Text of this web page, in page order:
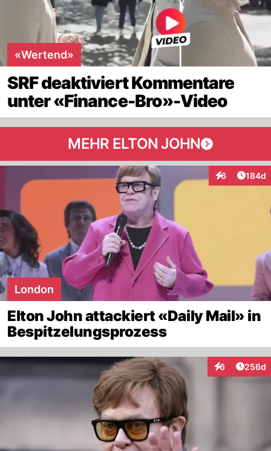
«Wertend»
SRF deaktiviert Kommentare
unter «Finance-Bro»-Video
MEHR ELTON JOHN
6
Interaktionen
184d
London
Elton John attackiert «Daily Mail» in
Bespitzelungsprozess
6
Interaktionen
256d